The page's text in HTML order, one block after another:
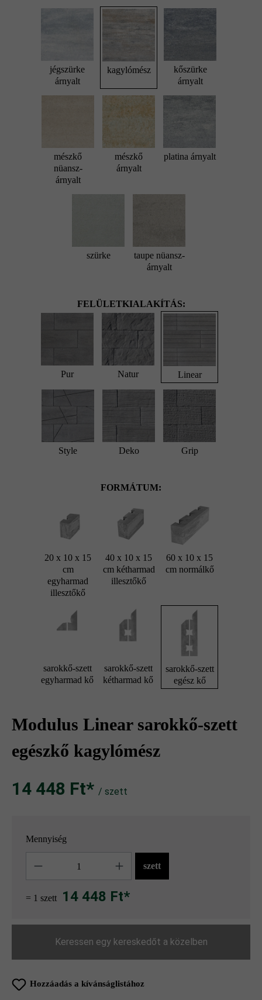
jégszürke
árnyalt
kagylómész
kőszürke
árnyalt
mészkő
nüansz-
árnyalt
mészkő
árnyalt
platina árnyalt
szürke
taupe nüansz-
árnyalt
FELÜLETKIALAKÍTÁS:
Pur Natur Linear
Style Deko Grip
FORMÁTUM:
20 x 10 x 15
cm
egyharmad
illesztőkő
40 x 10 x 15
cm kétharmad
illesztőkő
60 x 10 x 15
cm normálkő
sarokkő-szett
egyharmad kő
sarokkő-szett
kétharmad kő
sarokkő-szett
egész kő
Modulus Linear sarokkő-szett
egészkő kagylómész
14 448 Ft‎‎‎* / szett
Mennyiség
szett
= 1 szett 14 448 Ft*
Keressen egy kereskedőt a közelben
Hozzáadás a kívánságlistához